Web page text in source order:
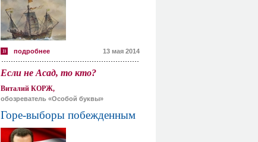
подробнее 13 мая 2014
Если не Асад, то кто?
Виталий КОРЖ,
обозреватель «Особой буквы»
Горе-выборы побежденным